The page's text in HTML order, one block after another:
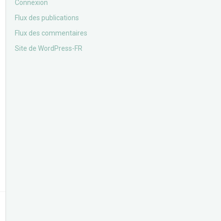
Connexion
Flux des publications
Flux des commentaires
Site de WordPress-FR